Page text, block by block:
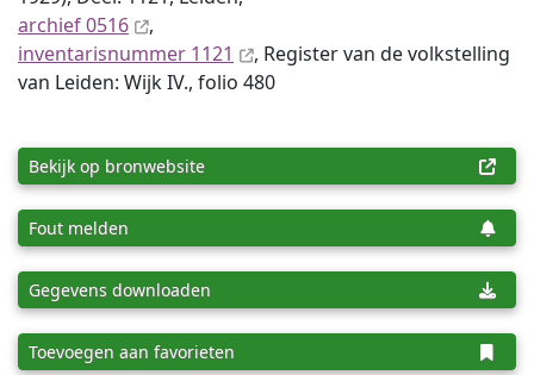
archief 0516
,
inventaris­num­mer 1121
, Register van de volkstelling
van Leiden: Wijk IV., folio 480
Bekijk op bronwebsite
Fout melden
Gegevens downloaden
Toevoegen aan favorieten